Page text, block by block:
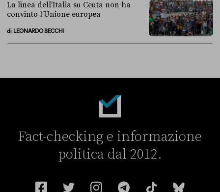
La linea dell’Italia su Ceuta non ha
convinto l’Unione europea
di LEONARDO BECCHI
Fact-checking e informazione
politica dal 2012.